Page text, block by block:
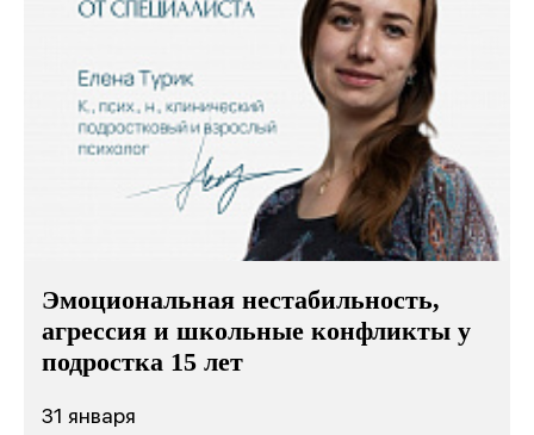
Эмоциональная нестабильность,
агрессия и школьные конфликты у
подростка 15 лет
31 января